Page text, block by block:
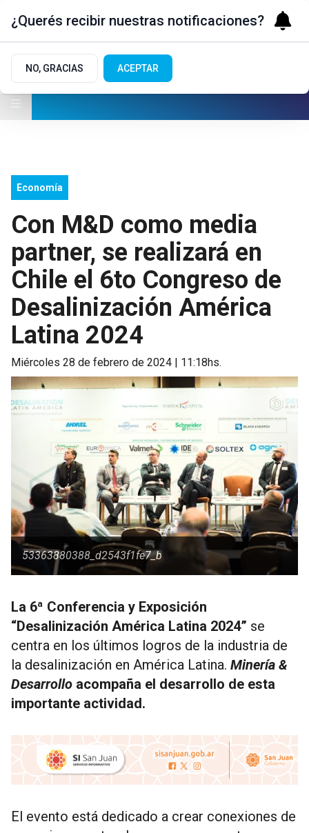
Economía
Con M&D como media
partner, se realizará en
Chile el 6to Congreso de
Desalinización América
Latina 2024
miércoles 28 de febrero de 2024 | 11:18hs.
53363880388_d2543f1fe7_b
La 6ª Conferencia y Exposición
“Desalinización América Latina 2024” se
centra en los últimos logros de la industria de
la desalinización en América Latina. Minería &
Desarrollo acompaña el desarrollo de esta
importante actividad.
El evento está dedicado a crear conexiones de
¿Querés recibir nuestras notificaciones?
NO, GRACIAS ACEPTAR